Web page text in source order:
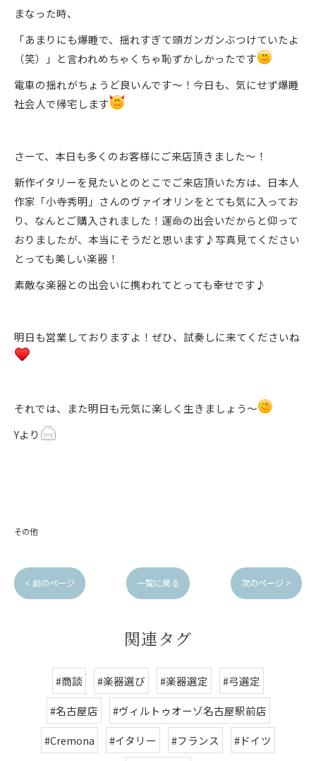
まなった時、
「あまりにも爆睡で、揺れすぎて頭ガンガンぶつけていたよ
（笑）」と言われめちゃくちゃ恥ずかしかったです
電車の揺れがちょうど良いんです～！今日も、気にせず爆睡
社会人で帰宅します
さーて、本日も多くのお客様にご来店頂きました～！
新作イタリーを見たいとのとこでご来店頂いた方は、日本人
作家「小寺秀明」さんのヴァイオリンをとても気に入ってお
り、なんとご購入されました！運命の出会いだからと仰って
おりましたが、本当にそうだと思います♪写真見てください
とっても美しい楽器！
素敵な楽器との出会いに携われてとっても幸せです♪
明日も営業しておりますよ！ぜひ、試奏しに来てくださいね
それでは、また明日も元気に楽しく生きましょう～
Yより
その他
< 前のページ 一覧に戻る 次のページ >
関連タグ
#商談 #楽器選び #楽器選定
#弓選定
#名古屋店
#ヴィルトゥオーゾ名古屋駅前店
#Cremona
#イタリー #フランス
#ドイツ